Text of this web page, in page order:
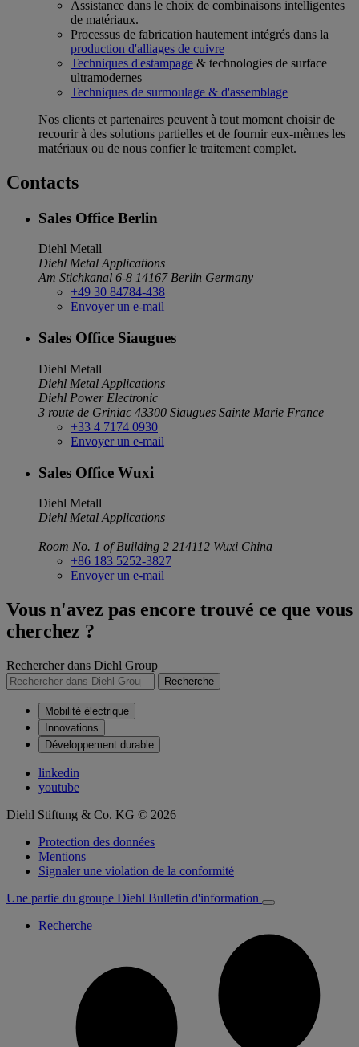
Assistance dans le choix de combinaisons intelligentes
de matériaux.
Processus de fabrication hautement intégrés dans la
production d'alliages de cuivre
Techniques d'estampage & technologies de surface
ultramodernes
Techniques de surmoulage & d'assemblage
Nos clients et partenaires peuvent à tout moment choisir de
recourir à des solutions partielles et de fournir eux-mêmes les
matériaux ou de nous confier le traitement complet.
Contacts
Sales Office Berlin
Diehl Metall
Diehl Metal Applications
Am Stichkanal 6-8 14167 Berlin Germany
+49 30 84784-438
Envoyer un e-mail
Sales Office Siaugues
Diehl Metall
Diehl Metal Applications
Diehl Power Electronic
3 route de Griniac 43300 Siaugues Sainte Marie France
+33 4 7174 0930
Envoyer un e-mail
Sales Office Wuxi
Diehl Metall
Diehl Metal Applications
Room No. 1 of Building 2 214112 Wuxi China
+86 183 5252-3827
Envoyer un e-mail
Vous n'avez pas encore trouvé ce que vous
cherchez ?
Rechercher dans Diehl Group
Recherche
Mobilité électrique
Innovations
Développement durable
linkedin
youtube
Diehl Stiftung & Co. KG © 2026
Protection des données
Mentions
Signaler une violation de la conformité
Une partie du groupe Diehl Bulletin d'information
Recherche